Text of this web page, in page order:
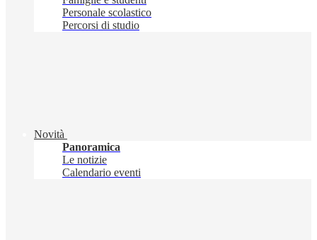
Personale scolastico
Percorsi di studio
Novità
Panoramica
Le notizie
Calendario eventi